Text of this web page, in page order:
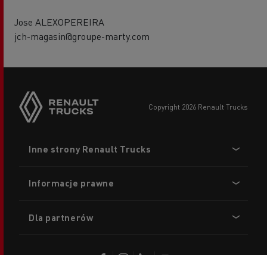
Jose ALEXOPEREIRA
jch-magasin@groupe-marty.com
copyright 2026 Renault Trucks
menu
Inne strony Renault Trucks
Informacje prawne
Dla partnerów